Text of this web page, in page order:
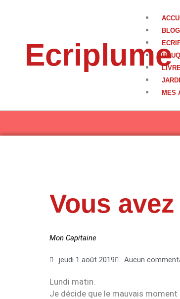
Ecriplume
BLOG
MES
Vous
Mon Capitaine
jeudi 1 août 2019 Aucun
Lundi matin.
Je décide que le mauvais